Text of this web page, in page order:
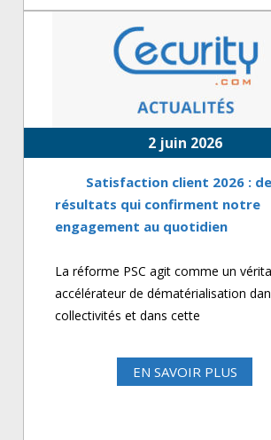
2 juin 2026
Satisfaction client 2026 :
résultats qui confirment notre
engagement au quotidien
La réforme PSC agit comme un
accélérateur de dématérialisation
collectivités et dans cette
EN SAVOIR PLUS